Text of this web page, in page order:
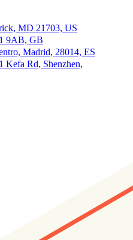
MD 21703, US
9AB, GB
Madrid, 28014, ES
Kefa Rd, Shenzhen,